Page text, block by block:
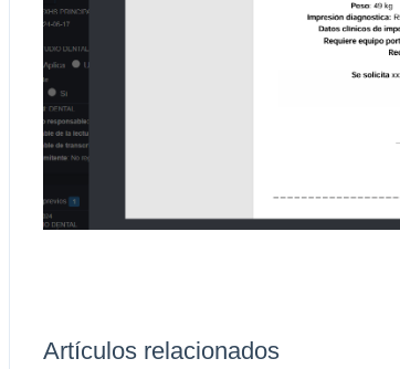
Artículos relacionados